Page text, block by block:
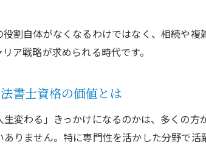
収入と市
安定
司法
割自体がなくなるわけではなく、相続や
ア戦略が求められる時代です。
書士資格の価値とは
変わる」きっかけになるのかは、多くの
りません。特に専門性を活かした分野で活